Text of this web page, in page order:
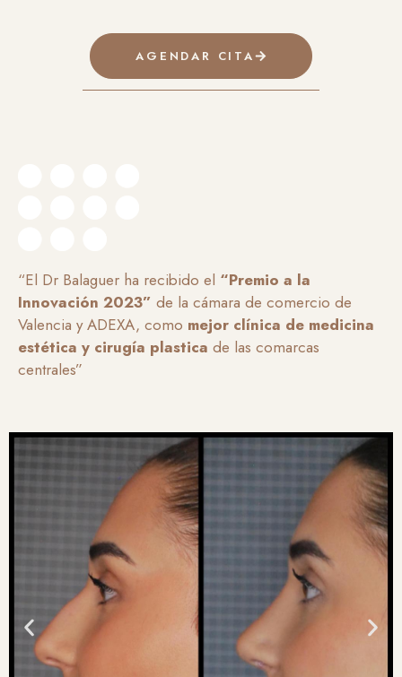
AGENDAR CITA
“El Dr Balaguer ha recibido el “Premio a la
Innovación 2023” de la cámara de comercio de
Valencia y ADEXA, como mejor clínica de medicina
estética y cirugía plastica de las comarcas
centrales”